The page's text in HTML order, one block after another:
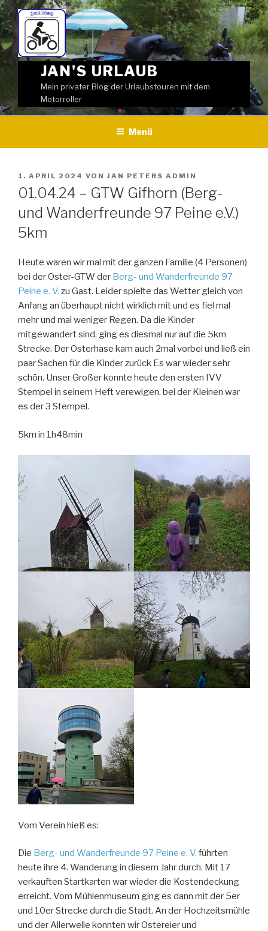
Weiter
zum
Inhalt
JAN'S URLAUB
Mein privater Blog der Urlaubstouren mit dem
Motorroller
Menü
VERÖFFENTLICHT
AM
1. APRIL 2024 VON JAN PETERS ADMIN
01.04.24 – GTW Gifhorn (Berg-
und Wanderfreunde 97 Peine e.V.)
5km
Heute waren wir mal mit der ganzen Familie (4 Personen)
bei der Oster-GTW der Berg- und Wanderfreunde 97
Peine e. V. zu Gast. Leider spielte das Wetter gleich von
Anfang an überhaupt nicht wirklich mit und es fiel mal
mehr und mal weniger Regen. Da die Kinder
mitgewandert sind, ging es diesmal nur auf die 5km
Strecke. Der Osterhase kam auch 2mal vorbei und ließ ein
paar Sachen für die Kinder zurück Es war wieder sehr
schön. Unser Großer konnte heute den ersten IVV
Stempel in seinem Heft verewigen, bei der Kleinen war
es der 3 Stempel.
5km in 1h48min
Vom Verein hieß es:
Die Berg- und Wanderfreunde 97 Peine e. V. führten
heute ihre 4. Wanderung in diesem Jahr durch. Mit 17
verkauften Startkarten war wieder die Kostendeckung
erreicht. Vom Mühlenmuseum ging es dann mit der 5er
und 10er Strecke durch die Stadt. An der Hochzeitsmühle
und der Allerwelle konnten wir Ostereier und